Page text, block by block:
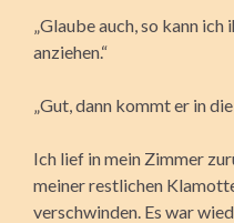
„Glaube auch, so kann
anziehen.“
„Gut, dann kommt er in
Ich lief in mein Zimmer
meiner restlichen
verschwinden. Es war